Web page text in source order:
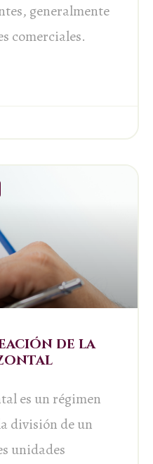
generalmente
comerciales.
de la
es un régimen
división de un
unidades